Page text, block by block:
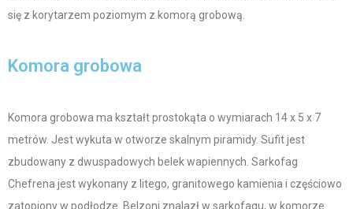
się z korytarzem poziomym z komorą grobową.
Komora grobowa
Komora grobowa ma kształt prostokąta o wymiarach 14 x 5 x 7
metrów. Jest wykuta w otworze skalnym piramidy. Sufit jest
zbudowany z dwuspadowych belek wapiennych. Sarkofag
Chefrena jest wykonany z litego, granitowego kamienia i częściowo
zatopiony w podłodze. Belzoni znalazł w sarkofagu, w komorze